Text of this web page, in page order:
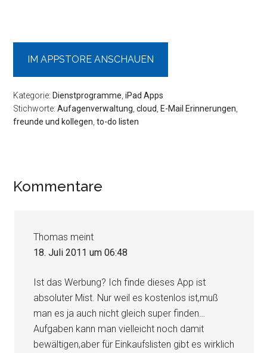
IM APPSTORE ANSCHAUEN
Kategorie: Dienstprogramme ,iPad Apps
Stichworte:Aufagenverwaltung ,cloud E-Mail Erinnerungen
freunde und kollegen ,to-do listen
Leser-
Kommentare
Thomas meint
18. Juli 2011 um 06:48
Ist das Werbung? Ich finde dieses App ist
absoluter Mist. Nur weil es kostenlos ist,muß
man es ja auch nicht gleich super finden…
Aufgaben kann man vielleicht noch damit
bewältigen,aber für Einkaufslisten gibt es wirklich